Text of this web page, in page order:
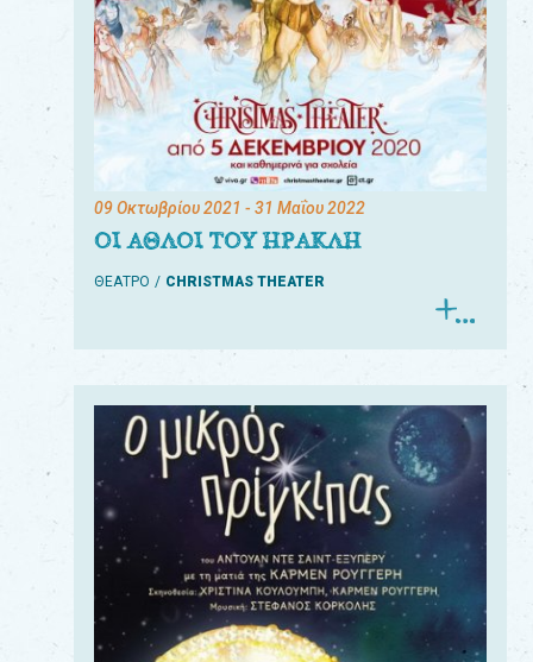
09 Οκτωβρίου 2021 - 31 Μαΐου 2022
ΟΙ ΑΘΛΟΙ ΤΟΥ ΗΡΑΚΛΗ
ΘΕΑΤΡΟ CHRISTMAS THEATER